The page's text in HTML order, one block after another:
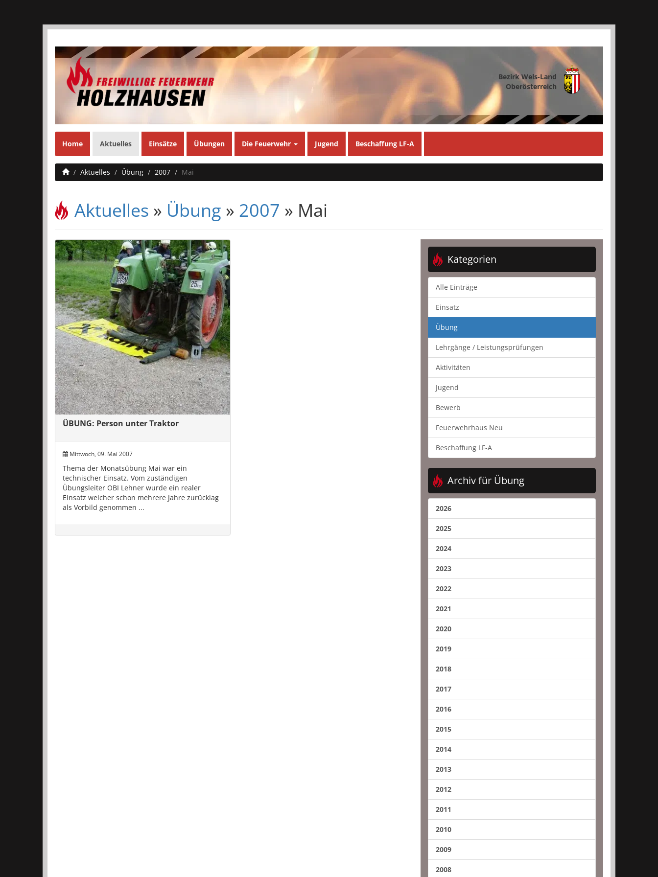
Bezirk Wels-Land
Oberösterreich
Home Aktuelles Einsätze Übungen Die Feuerwehr Jugend Beschaffung LF-A
Aktuelles Übung 2007 Mai
Aktuelles » Übung » 2007 » Mai
ÜBUNG: Person unter Traktor
Mittwoch, 09. Mai 2007
Thema der Monatsübung Mai war ein
technischer Einsatz. Vom zuständigen
Übungsleiter OBI Lehner wurde ein realer
Einsatz welcher schon mehrere Jahre zurücklag
als Vorbild genommen ...
Kategorien
Alle Einträge
Einsatz
Übung
Lehrgänge / Leistungsprüfungen
Aktivitäten
Jugend
Bewerb
Feuerwehrhaus Neu
Beschaffung LF-A
Archiv für Übung
2026
2025
2024
2023
2022
2021
2020
2019
2018
2017
2016
2015
2014
2013
2012
2011
2010
2009
2008